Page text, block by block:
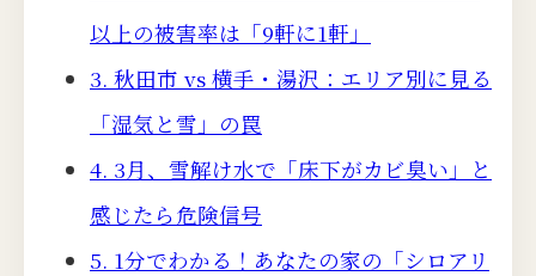
以上の被害率は「9軒に1軒」
3. 秋田市 vs 横手・湯沢：エリア別に見る
「湿気と雪」の罠
4. 3月、雪解け水で「床下がカビ臭い」と
感じたら危険信号
5. 1分でわかる！あなたの家の「シロアリ